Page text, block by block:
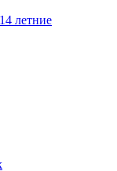
летние